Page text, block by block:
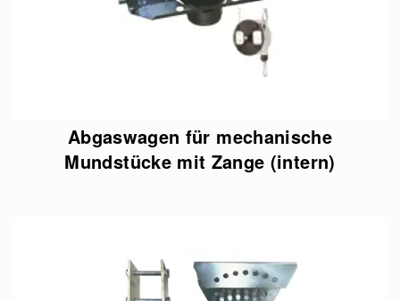
Abgaswagen für mechanische
Mundstücke mit Zange (intern)